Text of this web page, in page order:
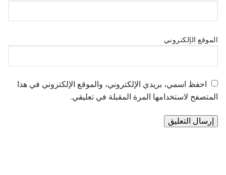
الموقع الإلكتروني
احفظ اسمي، بريدي الإلكتروني، والموقع الإلكتروني في هذا
المتصفح لاستخدامها المرة المقبلة في تعليقي.